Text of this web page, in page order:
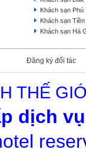
Khách sạn Phú
Khách sạn
Khách sạn Hà
Đăng ký đối tác
THẾ
dịch